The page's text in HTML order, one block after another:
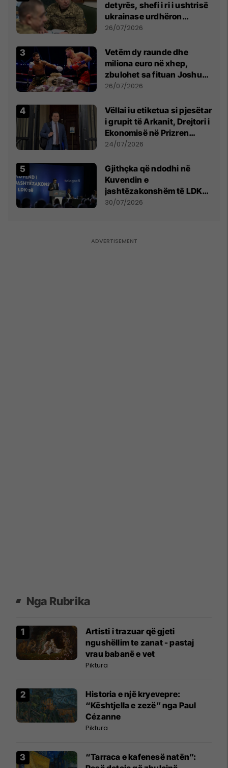
detyrës, shefi i ri i ushtrisë
ukrainase urdhëron
kontroll të madh
26/07/2026
Vetëm dy raunde dhe
miliona euro në xhep,
zbulohet sa fituan Joshua
e Prenga
26/07/2026
Vëllai iu etiketua si pjesëtar
i grupit të Arkanit, Drejtori i
Ekonomisë në Prizren
mohon pretendimet
24/07/2026
Gjithçka që ndodhi në
Kuvendin e
jashtëzakonshëm të LDK-
së
30/07/2026
Nga Rubrika
Artisti i trazuar që gjeti
ngushëllim te zanat - pastaj
vrau babanë e vet
Piktura
Historia e një kryevepre:
“Kështjella e zezë” nga Paul
Cézanne
Piktura
“Tarraca e kafenesë natën”: